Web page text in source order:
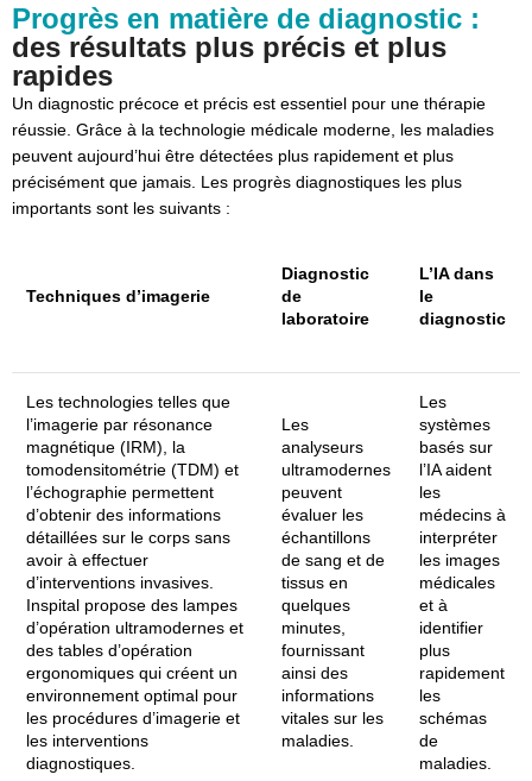
Progrès en matière de diagnostic :
des résultats plus précis et plus
rapides
Un diagnostic précoce et précis est essentiel pour une thérapie
réussie. Grâce à la technologie médicale moderne, les maladies
peuvent aujourd’hui être détectées plus rapidement et plus
précisément que jamais. Les progrès diagnostiques les plus
importants sont les suivants :
Techniques d’imagerie
Diagnostic
de
laboratoire
L’IA dans
le
diagnostic
Les technologies telles que
l’imagerie par résonance
magnétique (IRM), la
tomodensitométrie (TDM) et
l’échographie permettent
d’obtenir des informations
détaillées sur le corps sans
avoir à effectuer
d’interventions invasives.
Inspital propose des lampes
d’opération ultramodernes et
des tables d’opération
ergonomiques qui créent un
environnement optimal pour
les procédures d’imagerie et
les interventions
diagnostiques.
Les
analyseurs
ultramodernes
peuvent
évaluer les
échantillons
de sang et de
tissus en
quelques
minutes,
fournissant
ainsi des
informations
vitales sur les
maladies.
Les
systèmes
basés sur
l’IA aident
les
médecins à
interpréter
les images
médicales
et à
identifier
plus
rapidement
les
schémas
de
maladies.